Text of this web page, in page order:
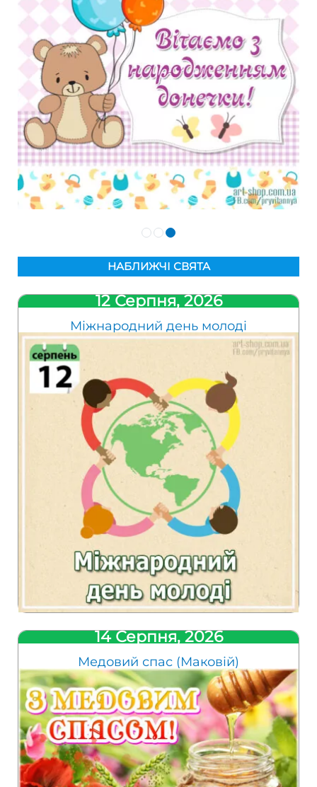
НАБЛИЖЧІ СВЯТА
12 Серпня, 2026
Міжнародний день молоді
14 Серпня, 2026
Медовий спас (Маковій)